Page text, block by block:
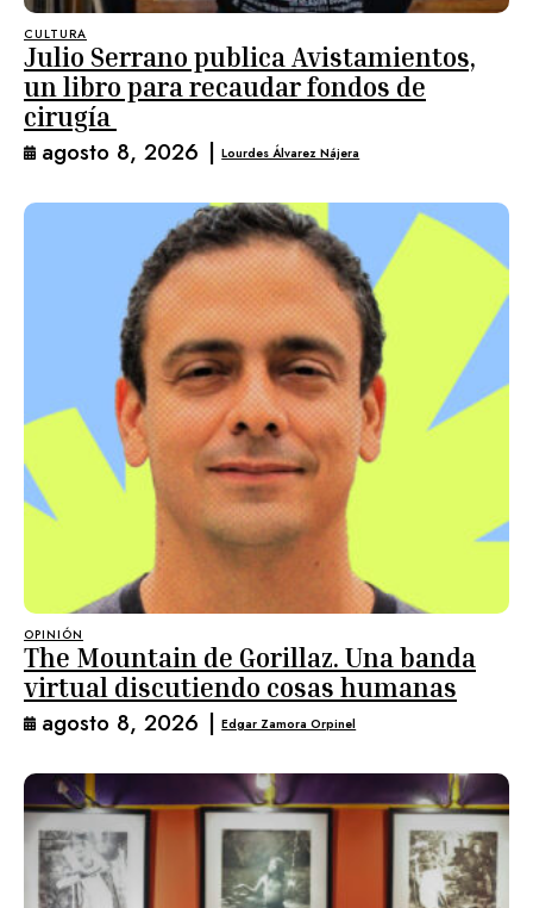
CULTURA
Julio Serrano publica Avistamientos,
un libro para recaudar fondos de
cirugía
agosto 8, 2026 | Lourdes Álvarez Nájera
OPINIÓN
The Mountain de Gorillaz. Una banda
virtual discutiendo cosas humanas
agosto 8, 2026 | Edgar Zamora Orpinel